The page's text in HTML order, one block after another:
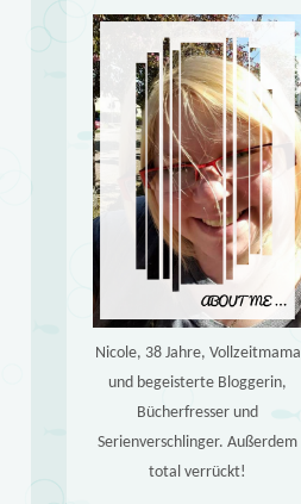
Nicole, 38 Jahre, Vollzeitmama
und begeisterte Bloggerin,
Bücherfresser und
Serienverschlinger. Außerdem
total verrückt!